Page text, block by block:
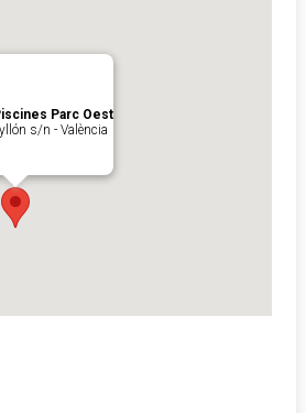
Parc Oest
s/n - València